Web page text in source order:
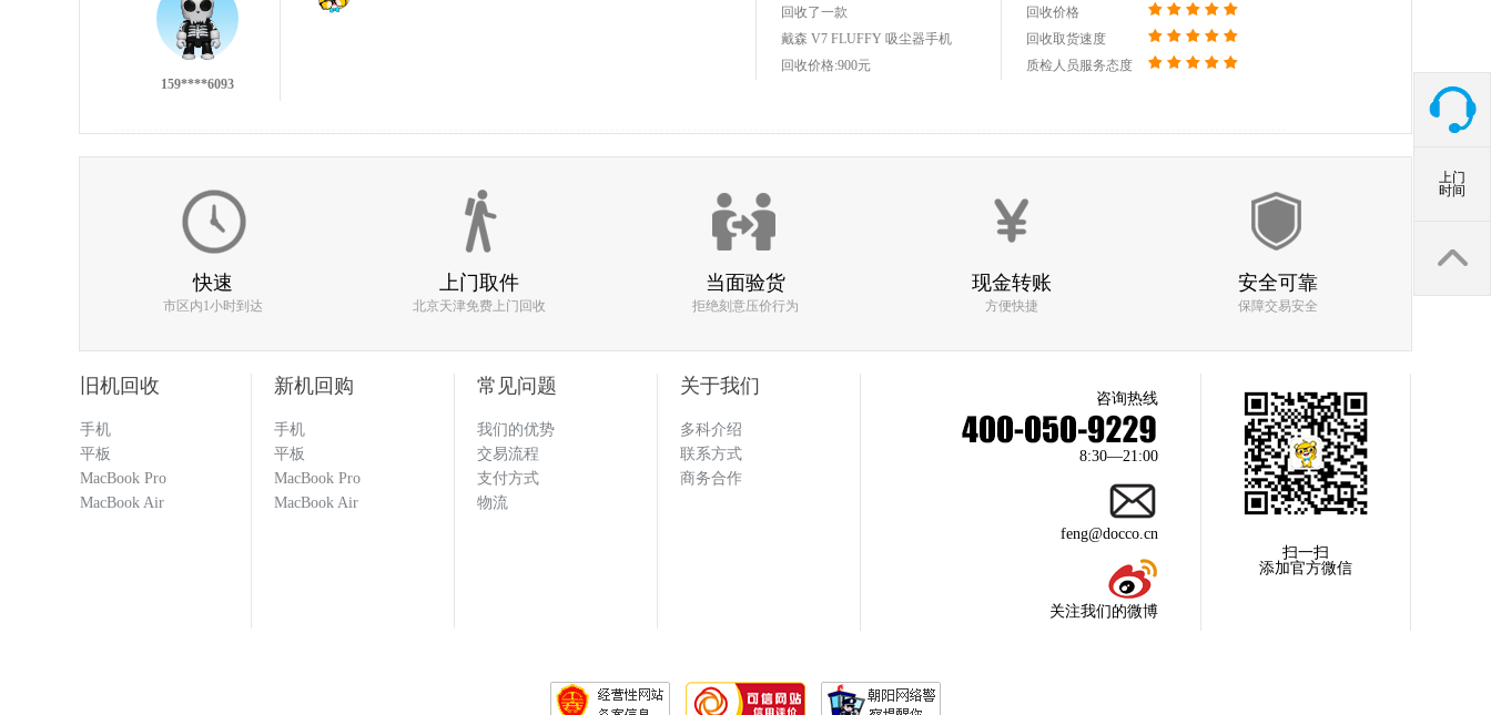
159****6093
回收了一款
戴森 V7 FLUFFY 吸尘器手机
回收价格:900元
回收价格
回收取货速度
质检人员服务态度
回收价格
回收取货速度
质检人员服务态度
质检人员服务态度
快速
市区内1小时到达
上门取件
北京天津免费上门回收
当面验货
拒绝刻意压价行为
现金转账
方便快捷
安全可靠
保障交易安全
扫一扫
添加官方微信
咨询热线
8:30—21:00
feng@docco.cn
关注我们的微博
关于我们
多科介绍
联系方式
商务合作
常见问题
我们的优势
交易流程
支付方式
物流
新机回购
手机
平板
MacBook Pro
MacBook Air
旧机回收
手机
平板
MacBook Pro
MacBook Air
上门
时间